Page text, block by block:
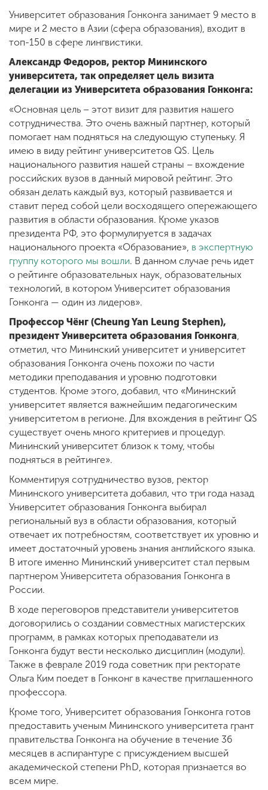
Университет образования Гонконга занимает 9 место в
мире и 2 место в Азии (сфера образования), входит в
топ-150 в сфере лингвистики.
Александр Федоров, ректор Мининского
университета, так определяет цель визита
делегации из Университета образования Гонконга:
«Основная цель – этот визит для развития нашего
сотрудничества. Это очень важный партнер, который
помогает нам подняться на следующую ступеньку. Я
имею в виду рейтинг университетов QS. Цель
национального развития нашей страны – вхождение
российских вузов в данный мировой рейтинг. Это
обязан делать каждый вуз, который развивается и
ставит перед собой цели восходящего опережающего
развития в области образования. Кроме указов
президента РФ, это формулируется в задачах
национального проекта «Образование», в экспертную
группу которого мы вошли. В данном случае речь идет
о рейтинге образовательных наук, образовательных
технологий, в котором Университет образования
Гонконга — один из лидеров».
Профессор Чёнг (Cheung Yan Leung Stephen),
президент Университета образования Гонконга
отметил, что Мининский университет и университет
образования Гонконга очень похожи по части
методики преподавания и уровню подготовки
студентов. Кроме этого, добавил, что «Мининский
университет является важнейшим педагогическим
университетом в регионе. Для вхождения в рейтинг QS
существует очень много критериев и процедур.
Мининский университет близок к тому, чтобы
подняться в рейтинге».
Комментируя сотрудничество вузов, ректор
Мининского университета добавил, что три года назад
Университет образования Гонконга выбирал
региональный вуз в области образования, который
отвечает их потребностям, соответствует их уровню и
имеет достаточный уровень знания английского языка.
В итоге именно Мининский университет стал первым
партнером Университета образования Гонконга в
России.
В ходе переговоров представители университетов
договорились о создании совместных магистерских
программ, в рамках которых преподаватели из
Гонконга будут вести несколько дисциплин (модули).
Также в феврале 2019 года советник при ректорате
Ольга Ким поедет в Гонконг в качестве приглашенного
профессора.
Кроме того, Университет образования Гонконга готов
предоставить ученым Мининского университета грант
правительства Гонконга на обучение в течение 36
месяцев в аспирантуре с присуждением высшей
академической степени PhD, которая признается во
всем мире.